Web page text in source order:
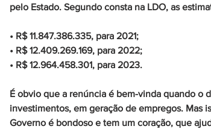
pelo Estado. Segundo consta na LDO, as
• R$ 11.847.386.335, para 2021;
• R$ 12.409.269.169, para 2022;
• R$ 12.964.458.301, para 2023.
É obvio que a renúncia é bem-vinda quando o
investimentos, em geração de empregos. Mas
Governo é bondoso e tem um coração, que